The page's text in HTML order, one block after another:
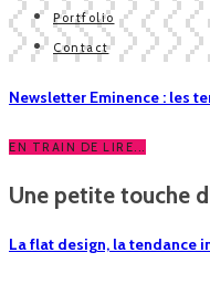
Portfolio
Contact
Newsletter Eminence : les
EN TRAIN DE LIRE...
Une petite touche
La flat design, la tendance